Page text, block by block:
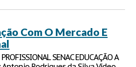
Com O Mercado E
SENAC EDUCAÇÃO A